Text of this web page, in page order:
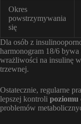
Okres
powstrzymywania
się
Dla osób z
harmonogram 18/6
wrażliwości na insulinę
trzewnej.
Ostatecznie, regularne
lepszej kontroli
problemów